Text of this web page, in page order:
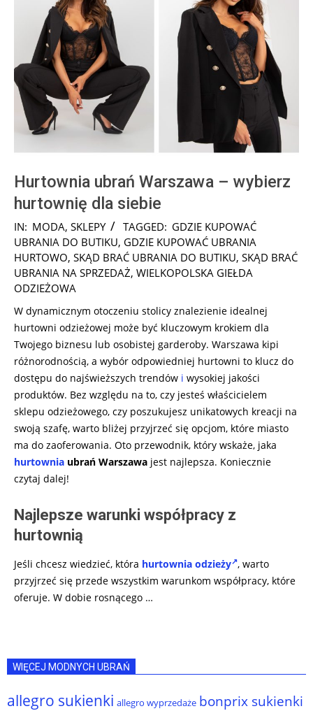
Hurtownia ubrań Warszawa – wybierz
hurtownię dla siebie
2025-
03-
05
IN: MODA, SKLEPY TAGGED: GDZIE KUPOWAĆ
UBRANIA DO BUTIKU, GDZIE KUPOWAĆ UBRANIA
HURTOWO, SKĄD BRAĆ UBRANIA DO BUTIKU, SKĄD BRAĆ
UBRANIA NA SPRZEDAŻ, WIELKOPOLSKA GIEŁDA
ODZIEŻOWA
W dynamicznym otoczeniu stolicy znalezienie idealnej
hurtowni odzieżowej może być kluczowym krokiem dla
Twojego biznesu lub osobistej garderoby. Warszawa kipi
różnorodnością, a wybór odpowiedniej hurtowni to klucz do
dostępu do najświeższych trendów i wysokiej jakości
produktów. Bez względu na to, czy jesteś właścicielem
sklepu odzieżowego, czy poszukujesz unikatowych kreacji na
swoją szafę, warto bliżej przyjrzeć się opcjom, które miasto
ma do zaoferowania. Oto przewodnik, który wskaże, jaka
hurtownia ubrań Warszawa jest najlepsza. Koniecznie
czytaj dalej!
Najlepsze warunki współpracy z
hurtownią
Jeśli chcesz wiedzieć, która hurtownia odzieży , warto
przyjrzeć się przede wszystkim warunkom współpracy, które
oferuje. W dobie rosnącego …
WIĘCEJ MODNYCH UBRAŃ
allegro sukienki allegro wyprzedaże bonprix sukienki